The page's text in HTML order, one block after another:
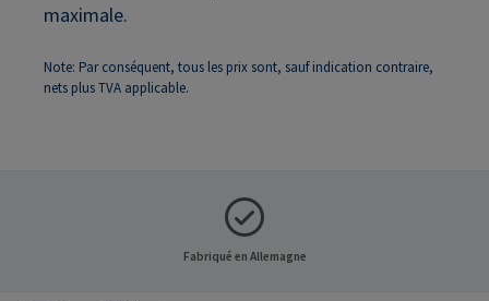
maximale.
Note: Par conséquent, tous les prix sont, sauf indication contraire,
nets plus TVA applicable.
Fabriqué en Allemagne